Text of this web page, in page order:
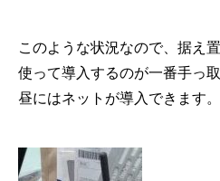
このような状況なので、据え
使って導入するのが一番手っ
昼にはネットが導入できます。